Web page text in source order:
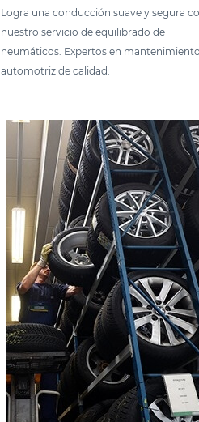
Logra una conducción suave y segura
nuestro servicio de equilibrado de
neumáticos. Expertos en mantenimiento
automotriz de calidad.